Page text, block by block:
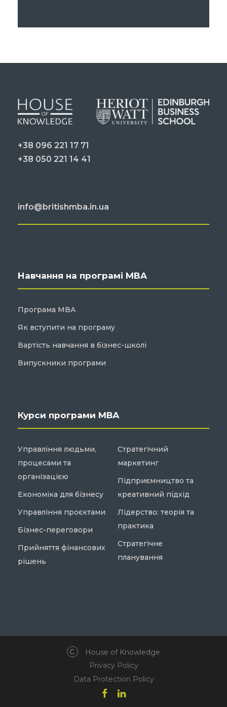
+38 096 221 17 71
+38 050 221 14 41
info@britishmba.in.ua
Навчання на програмі MBA
Програма МВА
Як вступити на програму
Вартість навчання в бізнес-школі
Випускники програми
Курси програми МВА
Управління людьми,
процесами та
організацією
Економіка для бізнесу
Управління проєктами
Бізнес-переговори
Прийняття фінансових
рішень
Стратегічний
маркетинг
Підприємництво та
креативний підхід
Лідерство: теорія та
практика
Стратегічне
планування
House of Knowledge
Privacy Policy
Data Protection Policy